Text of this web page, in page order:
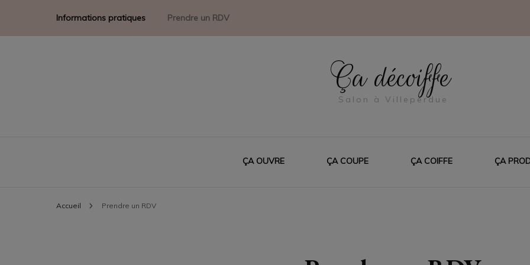
Informations pratiques Prendre un RDV
Ça décoiffe
Salon à Villeperdue
ÇA OUVRE ÇA COUPE ÇA COIFFE ÇA
Accueil Prendre un RDV